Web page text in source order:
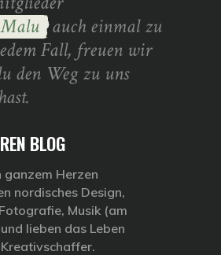
auch einmal zu
Fall, freuen wir
den Weg zu uns
BLOG
Herzen
nordisches Design,
Musik (am
lieben das Leben